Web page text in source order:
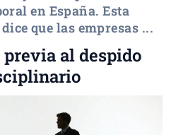
en España. Esta
que las empresas ...
al despido